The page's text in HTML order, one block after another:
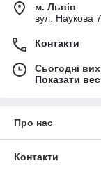
м. Львів
вул. Наукова
Контакти
Сьогодні
Показати
Про нас
Контакти